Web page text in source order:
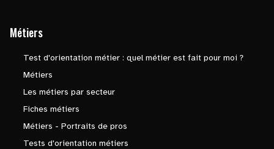
Métiers
Test d'orientation métier : quel métier est fait pour moi ?
Métiers
Les métiers par secteur
Fiches métiers
Métiers - Portraits de pros
Tests d'orientation métiers